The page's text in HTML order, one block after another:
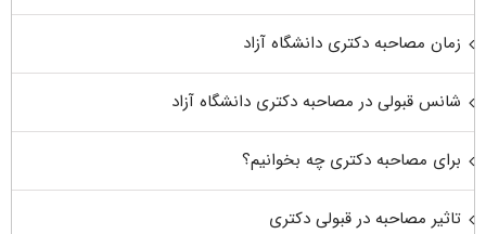
زمان مصاحبه دکتری دانشگاه آزاد
شانس قبولی در مصاحبه دکتری دانشگاه آزاد
برای مصاحبه دکتری چه بخوانیم؟
تاثیر مصاحبه در قبولی دکتری